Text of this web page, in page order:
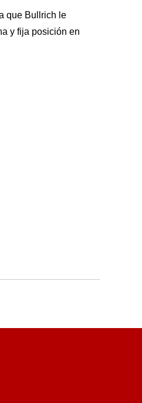
que Bullrich le
y fija posición en